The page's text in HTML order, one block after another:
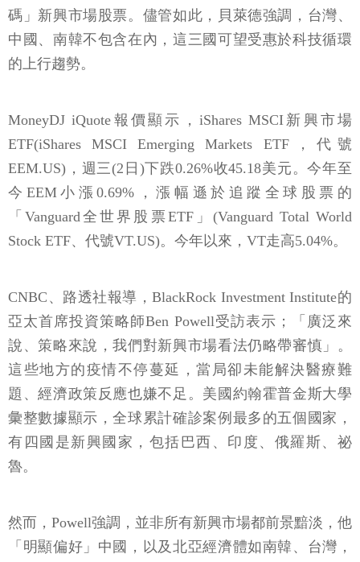
碼」新興市場股票。儘管如此，貝萊德強調，台灣、
中國、南韓不包含在內，這三國可望受惠於科技循環
的上行趨勢。
MoneyDJ iQuote報價顯示，iShares MSCI新興市場
ETF(iShares MSCI Emerging Markets ETF，代號
EEM.US)，週三(2日)下跌0.26%收45.18美元。今年至
今EEM小漲0.69%，漲幅遜於追蹤全球股票的
「Vanguard全世界股票ETF」(Vanguard Total World
Stock ETF、代號VT.US)。今年以來，VT走高5.04%。
CNBC、路透社報導，BlackRock Investment Institute的
亞太首席投資策略師Ben Powell受訪表示；「廣泛來
說、策略來說，我們對新興市場看法仍略帶審慎」。
這些地方的疫情不停蔓延，當局卻未能解決醫療難
題、經濟政策反應也嫌不足。美國約翰霍普金斯大學
彙整數據顯示，全球累計確診案例最多的五個國家，
有四國是新興國家，包括巴西、印度、俄羅斯、祕
魯。
然而，Powell強調，並非所有新興市場都前景黯淡，他
「明顯偏好」中國，以及北亞經濟體如南韓、台灣，